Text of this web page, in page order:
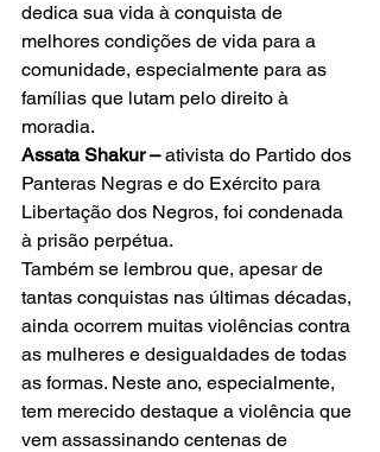
dedica sua vida à conquista de
melhores condições de vida para a
comunidade, especialmente para as
famílias que lutam pelo direito à
moradia.
Assata Shakur – ativista do Partido dos
Panteras Negras e do Exército para
Libertação dos Negros, foi condenada
à prisão perpétua.
Também se lembrou que, apesar de
tantas conquistas nas últimas décadas,
ainda ocorrem muitas violências contra
as mulheres e desigualdades de todas
as formas. Neste ano, especialmente,
tem merecido destaque a violência que
vem assassinando centenas de